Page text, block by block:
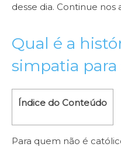
desse dia. Continue
Qual é a
simpatia para
Índice do Conteúdo
Para quem não é